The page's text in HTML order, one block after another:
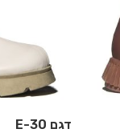
דגם E-30